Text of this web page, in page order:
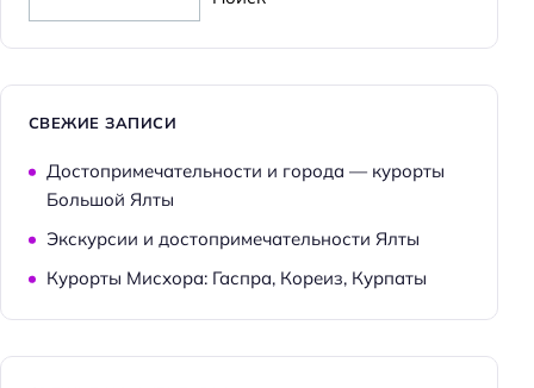
СВЕЖИЕ ЗАПИСИ
Достопримечательности и города — курорты
Большой Ялты
Экскурсии и достопримечательности Ялты
Курорты Мисхора: Гаспра, Кореиз, Курпаты